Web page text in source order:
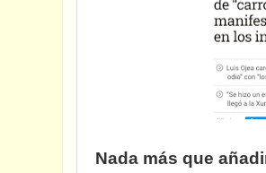
Nada más que